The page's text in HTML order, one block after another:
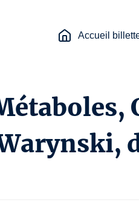
Accueil